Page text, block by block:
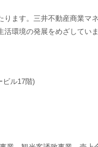
ます。三井不動産商業マ
環境の発展をめざしていま
ビル17階)